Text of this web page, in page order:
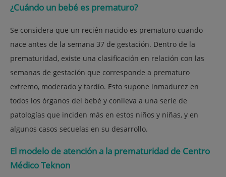
¿Cuándo un bebé es prematuro?
Se considera que un recién nacido es prematuro cuando
nace antes de la semana 37 de gestación. Dentro de la
prematuridad, existe una clasificación en relación con las
semanas de gestación que corresponde a prematuro
extremo, moderado y tardío. Esto supone inmadurez en
todos los órganos del bebé y conlleva a una serie de
patologías que inciden más en estos niños y niñas, y en
algunos casos secuelas en su desarrollo.
El modelo de atención a la prematuridad de Centro
Médico Teknon